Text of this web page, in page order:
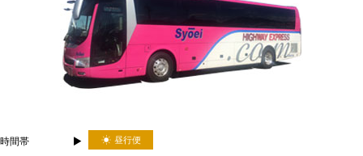
時間帯 昼行便